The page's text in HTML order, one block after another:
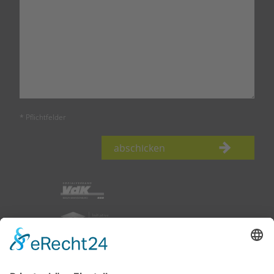
* Pflichtfelder
abschicken